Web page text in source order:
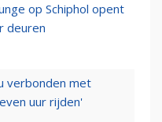
op Schiphol opent
deuren
verbonden met
uur rijden'